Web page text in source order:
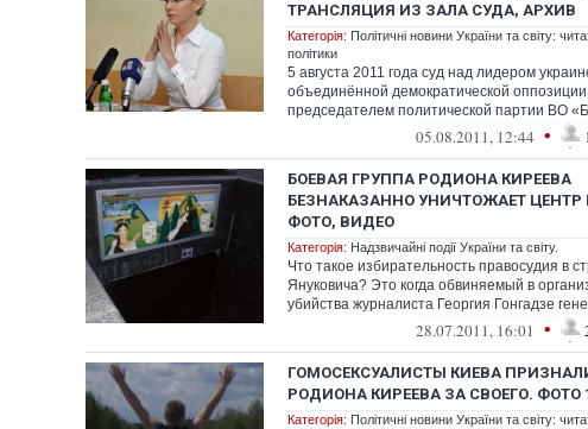
ТРАНСЛЯЦИЯ ИЗ ЗАЛА СУДА, АРХИВ
Категорія: Політичні новини України та світу:
політики
5 августа 2011 года суд над лидером
объединённой демократической
председателем политической партии ВО
05.08.2011, 12:44 •
БОЕВАЯ ГРУППА РОДИОНА КИРЕЕВА
БЕЗНАКАЗАННО УНИЧТОЖАЕТ ЦЕНТР
ФОТО, ВИДЕО
Категорія: Надзвичайні події України та світу.
Что такое избирательность правосудия в
Януковича? Это когда обвиняемый в
убийства журналиста Георгия Гонгадзе
28.07.2011, 16:01 •
ГОМОСЕКСУАЛИСТЫ КИЕВА
РОДИОНА КИРЕЕВА ЗА СВОЕГО. ФОТО
Категорія: Політичні новини України та світу: